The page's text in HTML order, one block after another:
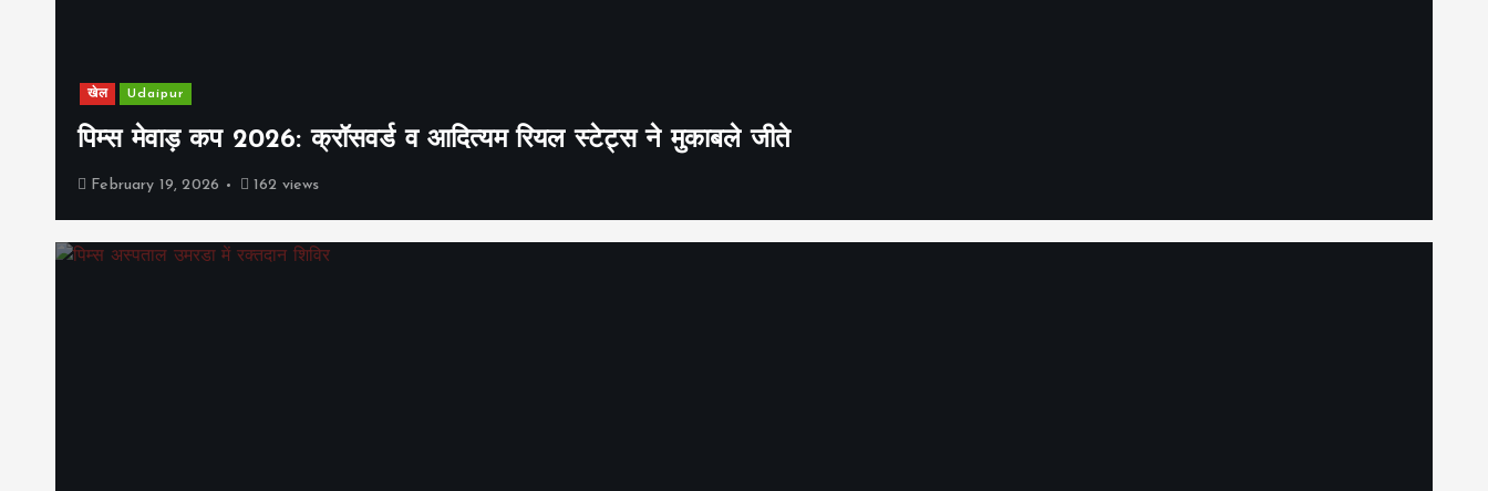
खेल Udaipur
पिम्स मेवाड़ कप 2026: क्रॉसवर्ड व आदित्यम रियल स्टेट्स ने मुकाबले जीते
February 19, 2026 162 views